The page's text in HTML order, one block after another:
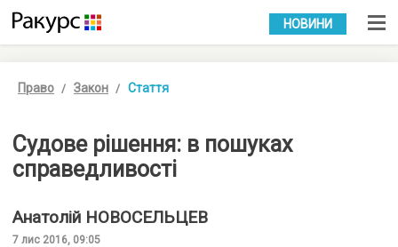
УКР РУС
НОВИНИ
Право Закон Стаття
Судове рішення: в пошуках
справедливості
Анатолій НОВОСЕЛЬЦЕВ
7 лис 2016, 09:05